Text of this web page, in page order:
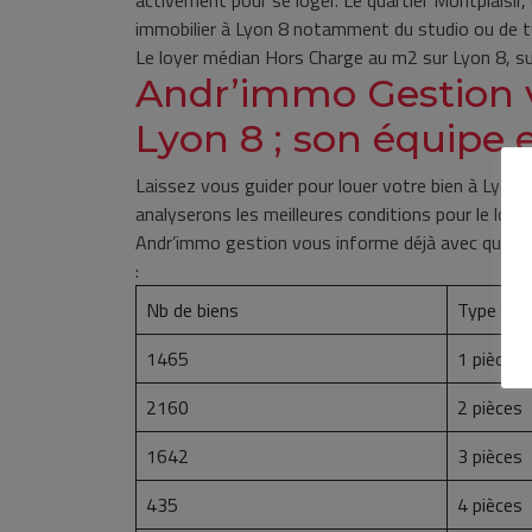
immobilier à Lyon 8 notamment du studio ou de
Le loyer médian Hors Charge au m2 sur Lyon 8,
Andr’immo
Lyon 8 ; son équipe
Laissez vous guider pour louer votre bien à
analyserons les meilleures conditions pour le louer.
Andr’immo gestion vous informe déjà avec
:
Nb de biens
Type de
1465
1 pièce
2160
2 pièces
1642
3 pièces
435
4 pièces